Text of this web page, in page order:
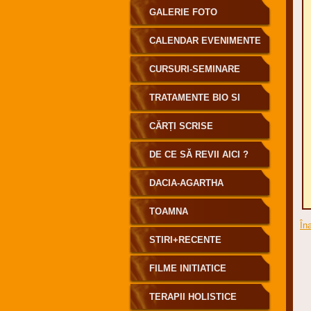
GALERIE FOTO
CALENDAR EVENIMENTE
CURSURI-SEMINARE
TRATAMENTE BIO SI
INFORENERGETICE
CĂRȚI SCRISE
DE CE SĂ REVII AICI ?
DACIA-AGARTHA
TOAMNA
STIRI+RECENTE
FILME INITIATICE
TERAPII HOLISTICE